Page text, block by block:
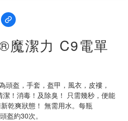
魔潔力 C9電單
頭盔，手套，盔甲，風衣，皮褸，
！消毒！及除臭！ 只需幾秒，便能
乾爽狀態！ 無需用水。每瓶
盔約30次。